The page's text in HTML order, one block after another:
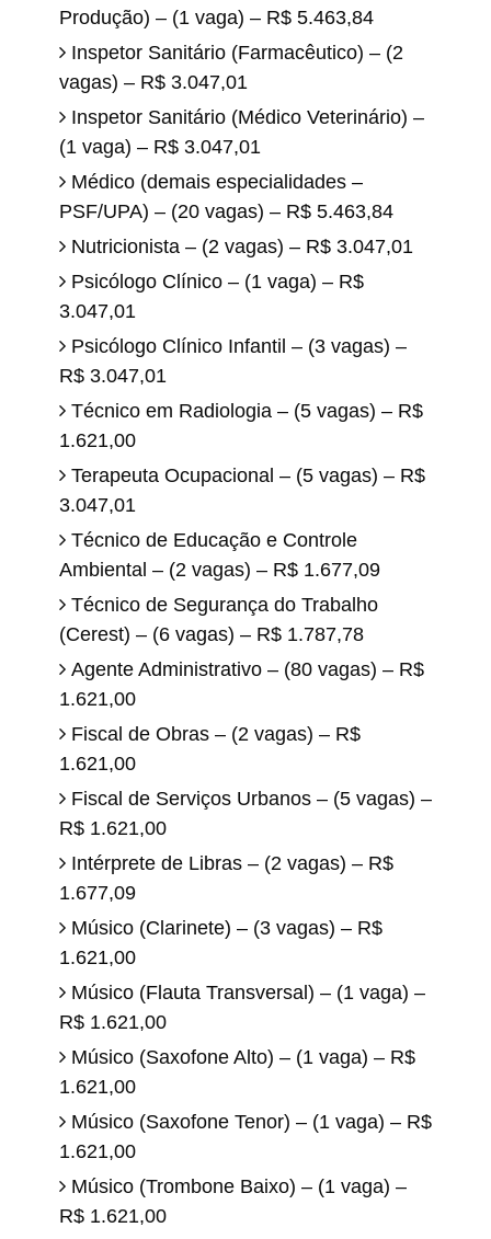
Produção) – (1 vaga) – R$ 5.463,84
Inspetor Sanitário (Farmacêutico) – (2
vagas) – R$ 3.047,01
Inspetor Sanitário (Médico Veterinário) –
(1 vaga) – R$ 3.047,01
Médico (demais especialidades –
PSF/UPA) – (20 vagas) – R$ 5.463,84
Nutricionista – (2 vagas) – R$ 3.047,01
Psicólogo Clínico – (1 vaga) – R$
3.047,01
Psicólogo Clínico Infantil – (3 vagas) –
R$ 3.047,01
Técnico em Radiologia – (5 vagas) – R$
1.621,00
Terapeuta Ocupacional – (5 vagas) – R$
3.047,01
Técnico de Educação e Controle
Ambiental – (2 vagas) – R$ 1.677,09
Técnico de Segurança do Trabalho
(Cerest) – (6 vagas) – R$ 1.787,78
Agente Administrativo – (80 vagas) – R$
1.621,00
Fiscal de Obras – (2 vagas) – R$
1.621,00
Fiscal de Serviços Urbanos – (5 vagas) –
R$ 1.621,00
Intérprete de Libras – (2 vagas) – R$
1.677,09
Músico (Clarinete) – (3 vagas) – R$
1.621,00
Músico (Flauta Transversal) – (1 vaga) –
R$ 1.621,00
Músico (Saxofone Alto) – (1 vaga) – R$
1.621,00
Músico (Saxofone Tenor) – (1 vaga) – R$
1.621,00
Músico (Trombone Baixo) – (1 vaga) –
R$ 1.621,00